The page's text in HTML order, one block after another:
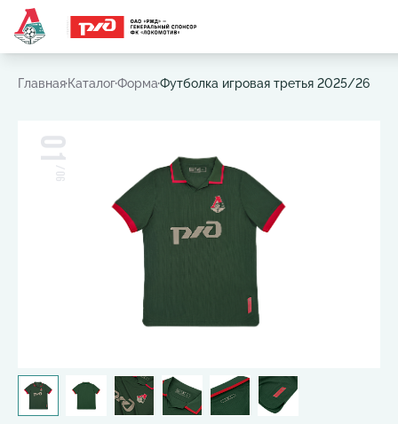
Главная КаталогФормаФутболка игровая третья 2025/26
01
/
06